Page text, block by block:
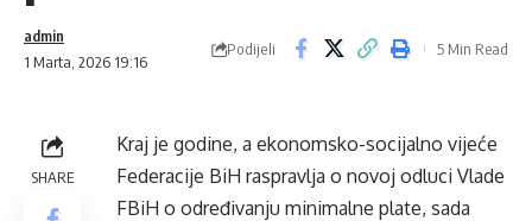
1 Marta, 2026 19:16
admin
Podijeli 5 Min Read
SHARE
Kraj je godine, a ekonomsko-socijalno vijeće
Federacije BiH raspravlja o novoj odluci Vlade
FBiH o određivanju minimalne plate, sada